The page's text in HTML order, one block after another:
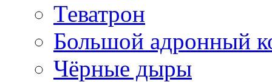
Теватрон
Большой адронный
Чёрные дыры